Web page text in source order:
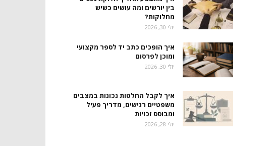
בין יורשים ומה עושים כשיש
מחלוקות?
יולי 30, 2026
איך הופכים כתב יד לספר מקצועי
ומוכן לפרסום
יולי 30, 2026
איך לקבל החלטות נכונות במצבים
משפטיים רגישים, מדריך פעיל
ומבוסס זכויות
יולי 28, 2026